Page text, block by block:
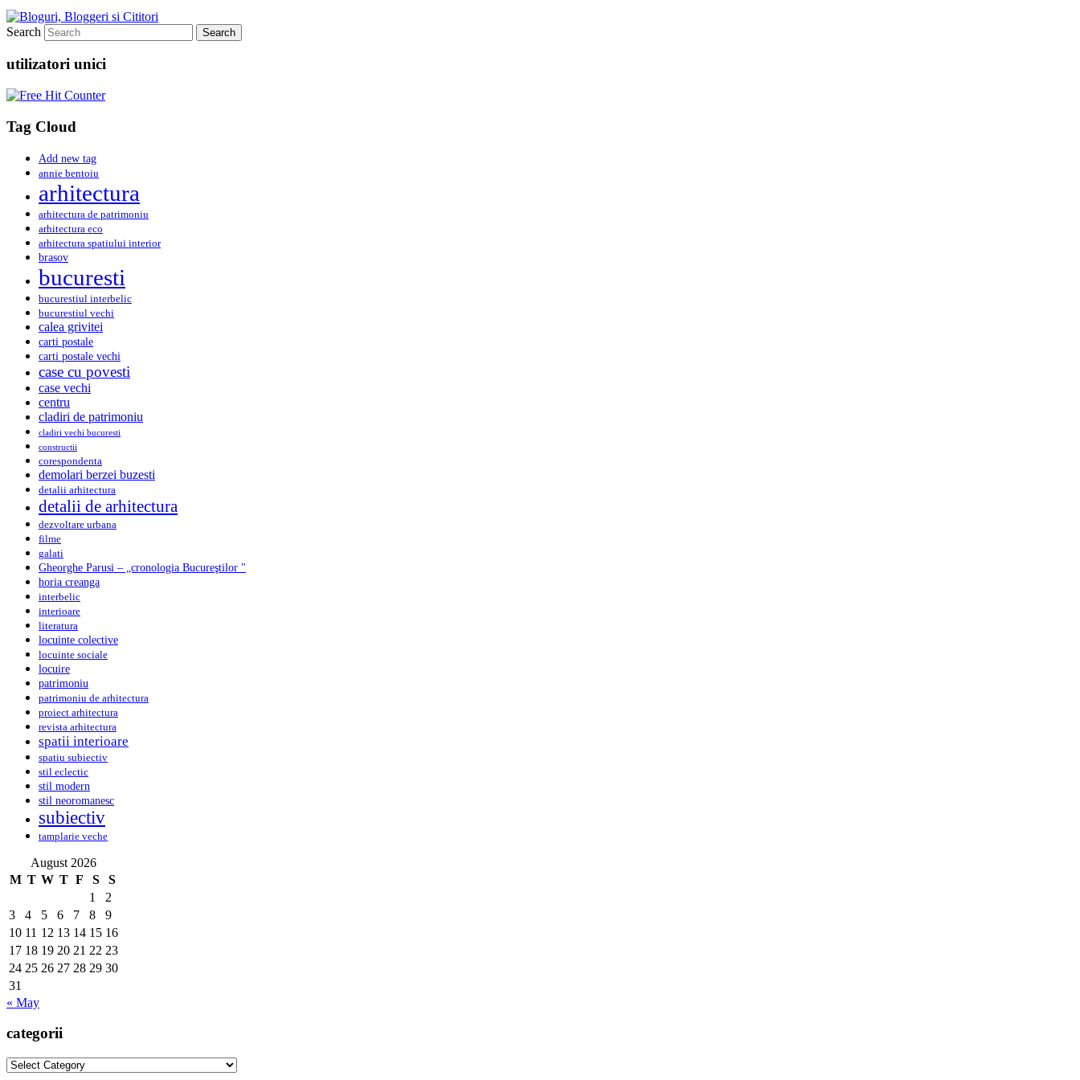
Search
utilizatori unici
Tag Cloud
Add new tag
annie bentoiu
arhitectura
arhitectura de patrimoniu
arhitectura eco
arhitectura spatiului interior
brasov
bucuresti
bucurestiul interbelic
bucurestiul vechi
calea grivitei
carti postale
carti postale vechi
case cu povesti
case vechi
centru
cladiri de patrimoniu
cladiri vechi bucuresti
constructii
corespondenta
demolari berzei buzesti
detalii arhitectura
detalii de arhitectura
dezvoltare urbana
filme
galati
Gheorghe Parusi – „cronologia Bucureştilor "
horia creanga
interbelic
interioare
literatura
locuinte colective
locuinte sociale
locuire
patrimoniu
patrimoniu de arhitectura
proiect arhitectura
revista arhitectura
spatii interioare
spatiu subiectiv
stil eclectic
stil modern
stil neoromanesc
subiectiv
tamplarie veche
August 2026
M T W T F S
S
1
2
3
4 5 6 7 8
9
10 11 12 13 14 15 16
17 18 19 20 21 22 23
24 25 26 27 28 29 30
31
« May
categorii
categorii